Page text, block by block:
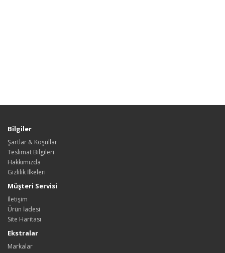
Bilgiler
Şartlar & Koşullar
Teslimat Bilgileri
Hakkımızda
Gizlilik İlkeleri
Müşteri Servisi
İletişim
Ürün İadesi
Site Haritası
Ekstralar
Markalar